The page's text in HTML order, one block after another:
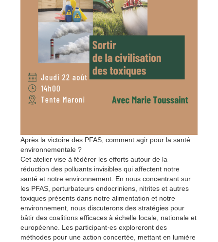
Après la victoire des PFAS, comment agir pour la santé
environnementale ?
Cet atelier vise à fédérer les efforts autour de la
réduction des polluants invisibles qui affectent notre
santé et notre environnement. En nous concentrant sur
les PFAS, perturbateurs endocriniens, nitrites et autres
toxiques présents dans notre alimentation et notre
environnement, nous discuterons des stratégies pour
bâtir des coalitions efficaces à échelle locale, nationale et
européenne. Les participant·es exploreront des
méthodes pour une action concertée, mettant en lumière